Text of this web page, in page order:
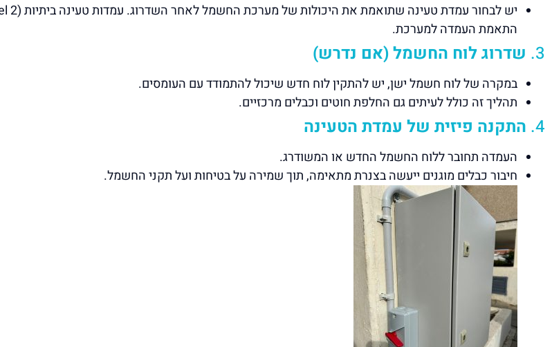
התאמת העמדה למערכת.
3. שדרוג לוח החשמל (אם נדרש)
במקרה של לוח חשמל ישן, יש להתקין לוח חדש שיכול להתמודד עם העומסים.
תהליך זה כולל לעיתים גם החלפת חוטים וכבלים מרכזיים.
4. התקנה פיזית של עמדת הטעינה
העמדה תחובר ללוח החשמל החדש או המשודרג.
חיבור כבלים מוגנים ייעשה בצנרת מתאימה, תוך שמירה על בטיחות ועל תקני החשמל.